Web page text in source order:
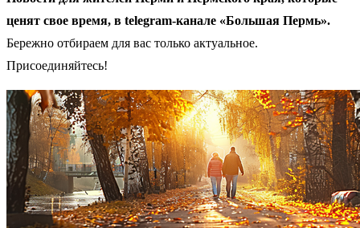
ценят свое время, в telegram-канале «Большая Пермь».
Бережно отбираем для вас только актуальное.
Присоединяйтесь!